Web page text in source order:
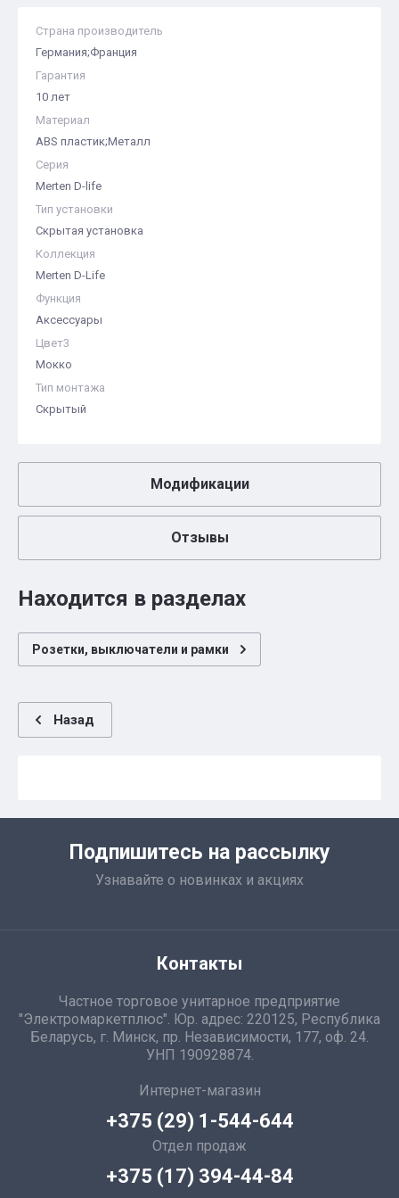
Страна производитель
Германия;Франция
Гарантия
10 лет
Материал
ABS пластик;Металл
Серия
Merten D-life
Тип установки
Скрытая установка
Коллекция
Merten D-Life
Функция
Аксессуары
Цвет3
Мокко
Тип монтажа
Скрытый
Модификации
Отзывы
Находится в разделах
Розетки, выключатели и рамки
Назад
Подпишитесь на рассылку
Узнавайте о новинках и акциях
Контакты
Частное торговое унитарное предприятие
"Электромаркетплюс". Юр. адрес: 220125, Республика
Беларусь, г. Минск, пр. Независимости, 177, оф. 24.
УНП 190928874.
Интернет-магазин
+375 (29) 1-544-644
Отдел продаж
+375 (17) 394-44-84